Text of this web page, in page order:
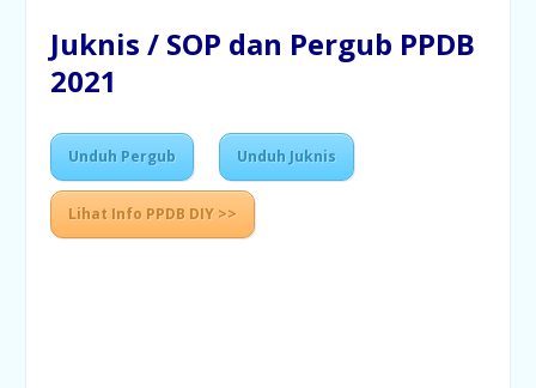
Juknis / SOP dan Pergub PPDB
2021
Unduh Pergub Unduh Juknis
Lihat Info PPDB DIY >>